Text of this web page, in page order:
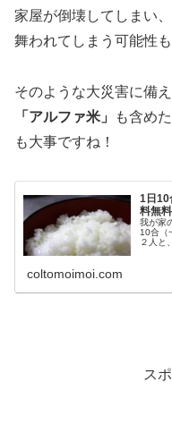
家屋が倒壊してしまい
舞われてしまう可能性も
そのような大災害に備
「アルファ米」
も含め
も大事ですね！
1日10
料無
我が家
10合（
２人と
coltomoimoi.com
ス